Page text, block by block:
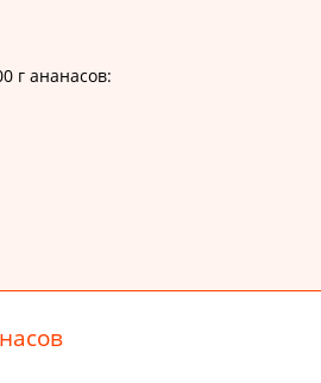
г ананасов: